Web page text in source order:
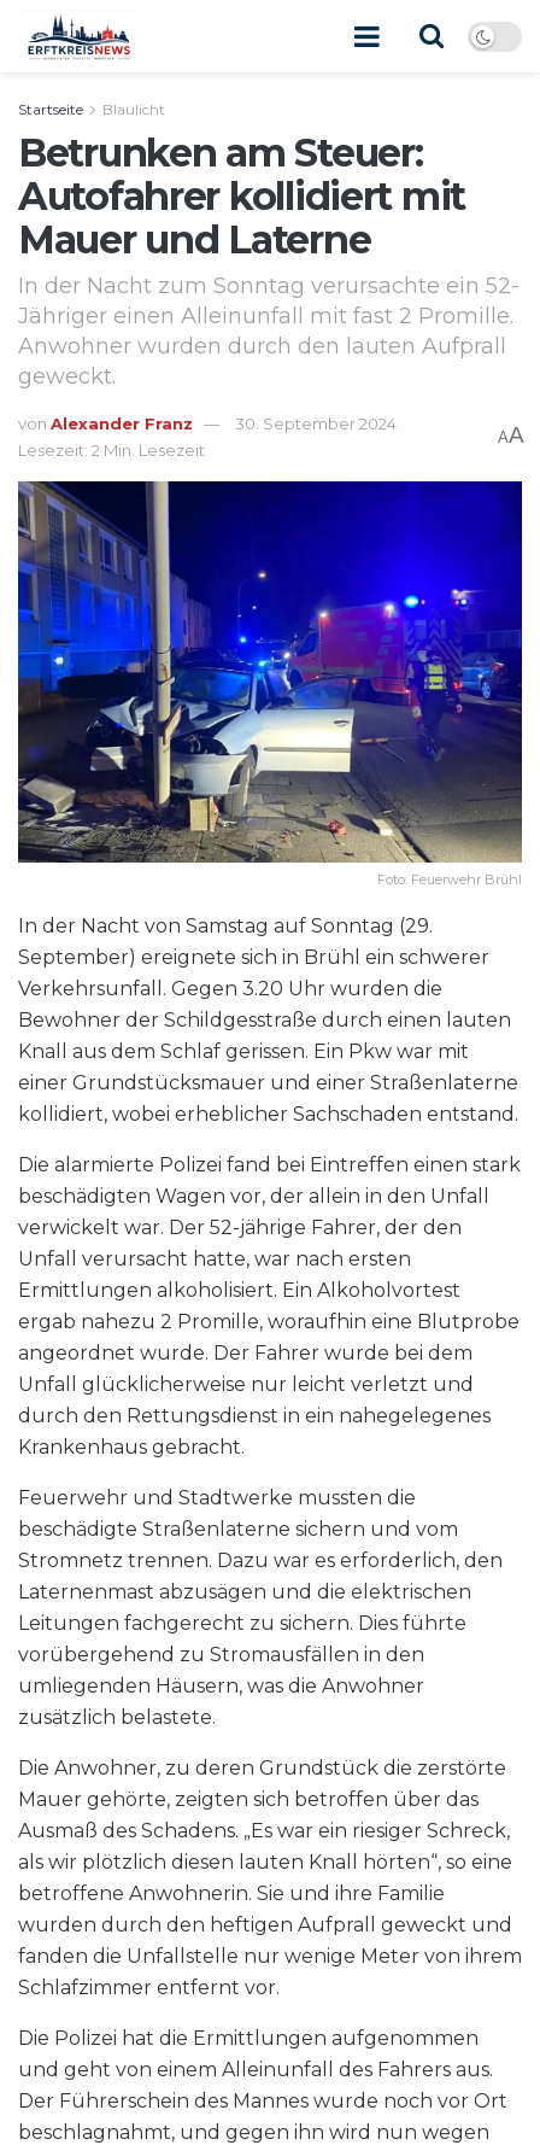
Startseite Blaulicht
Betrunken am Steuer:
Autofahrer kollidiert mit
Mauer und Laterne
In der Nacht zum Sonntag verursachte ein 52-
Jähriger einen Alleinunfall mit fast 2 Promille.
Anwohner wurden durch den lauten Aufprall
geweckt.
von Alexander Franz
30. September 2024
Lesezeit: 2 Min. Lesezeit
AA
Foto: Feuerwehr Brühl
In der Nacht von Samstag auf Sonntag (29.
September) ereignete sich in Brühl ein schwerer
Verkehrsunfall. Gegen 3.20 Uhr wurden die
Bewohner der Schildgesstraße durch einen lauten
Knall aus dem Schlaf gerissen. Ein Pkw war mit
einer Grundstücksmauer und einer Straßenlaterne
kollidiert, wobei erheblicher Sachschaden entstand.
Die alarmierte Polizei fand bei Eintreffen einen stark
beschädigten Wagen vor, der allein in den Unfall
verwickelt war. Der 52-jährige Fahrer, der den
Unfall verursacht hatte, war nach ersten
Ermittlungen alkoholisiert. Ein Alkoholvortest
ergab nahezu 2 Promille, woraufhin eine Blutprobe
angeordnet wurde. Der Fahrer wurde bei dem
Unfall glücklicherweise nur leicht verletzt und
durch den Rettungsdienst in ein nahegelegenes
Krankenhaus gebracht.
Feuerwehr und Stadtwerke mussten die
beschädigte Straßenlaterne sichern und vom
Stromnetz trennen. Dazu war es erforderlich, den
Laternenmast abzusägen und die elektrischen
Leitungen fachgerecht zu sichern. Dies führte
vorübergehend zu Stromausfällen in den
umliegenden Häusern, was die Anwohner
zusätzlich belastete.
Die Anwohner, zu deren Grundstück die zerstörte
Mauer gehörte, zeigten sich betroffen über das
Ausmaß des Schadens. „Es war ein riesiger Schreck,
als wir plötzlich diesen lauten Knall hörten“, so eine
betroffene Anwohnerin. Sie und ihre Familie
wurden durch den heftigen Aufprall geweckt und
fanden die Unfallstelle nur wenige Meter von ihrem
Schlafzimmer entfernt vor.
Die Polizei hat die Ermittlungen aufgenommen
und geht von einem Alleinunfall des Fahrers aus.
Der Führerschein des Mannes wurde noch vor Ort
beschlagnahmt, und gegen ihn wird nun wegen